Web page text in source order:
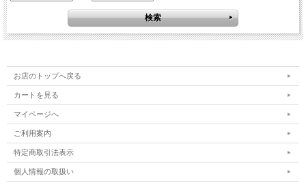
お店のトップへ戻る
カートを見る
マイページへ
ご利用案内
特定商取引法表示
個人情報の取扱い